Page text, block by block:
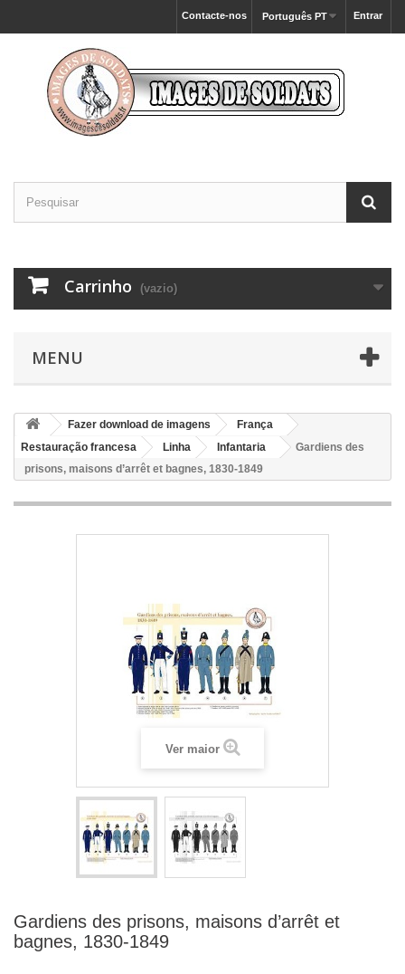
Entrar
Português PT
Contacte-nos
Carrinho (vazio)
MENU
Fazer download de imagens
França
Restauração francesa
Linha Infantaria
Gardiens des
prisons, maisons d’arrêt et bagnes, 1830-1849
Ver maior
Gardiens des prisons, maisons d’arrêt et
bagnes, 1830-1849